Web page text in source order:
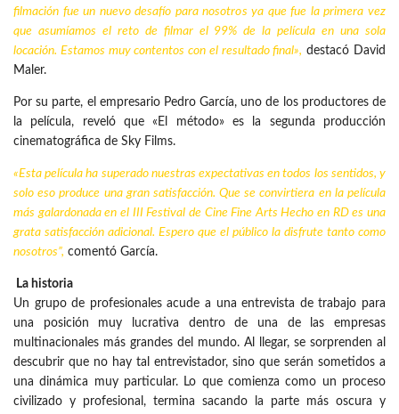
filmación fue un nuevo desafío para nosotros ya que fue la primera vez
que asumíamos el reto de filmar el 99% de la película en una sola
locación. Estamos muy contentos con el resultado final», destacó David
Maler.
Por su parte, el empresario Pedro García, uno de los productores de
la película, reveló que «El método» es la segunda producción
cinematográfica de Sky Films.
«Esta película ha superado nuestras expectativas en todos los sentidos, y
solo eso produce una gran satisfacción. Que se convirtiera en la película
más galardonada en el IIIFestival de Cine Fine Arts Hecho en RD es una
grata satisfacción adicional. Espero que el público la disfrute tanto como
nosotros”, comentó García.
La historia
Un grupo de profesionales acude a una entrevista de trabajo para
una posición muy lucrativa dentro de una de las empresas
multinacionales más grandes del mundo. Al llegar, se sorprenden al
descubrir que no hay tal entrevistador, sino que serán sometidos a
una dinámica muy particular. Lo que comienza como un proceso
civilizado y profesional, termina sacando la parte más oscura y